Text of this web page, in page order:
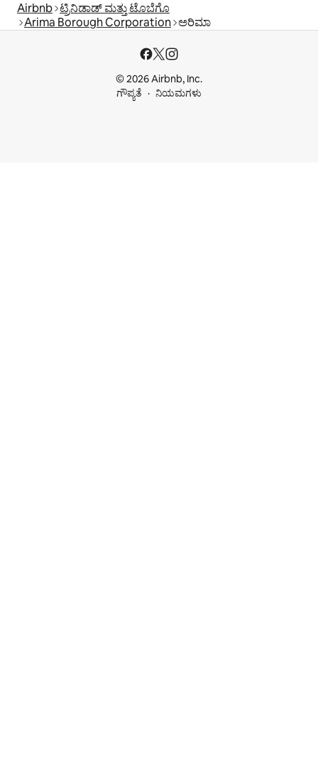
Airbnb ಟ್ರಿನಿಡಾಡ್ ಮತ್ತು ಟೊಬೆಗೊ
Arima Borough Corporation ಅರಿಮಾ
© 2026 Airbnb, Inc.
ಗೌಪ್ಯತೆ
ನಿಯಮಗಳು